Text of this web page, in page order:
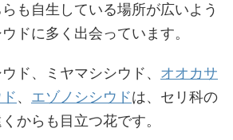
も自生している場所が広いよう
ドに多く出会っています。
ド、ミヤマシシウド、 オオカサ
、 エゾノシシウドは、セリ科の
からも目立つ花です。